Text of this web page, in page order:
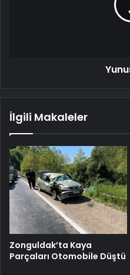
İlgili Makaleler
Zonguldak’ta Kaya
Parçaları Otomobile Düştü